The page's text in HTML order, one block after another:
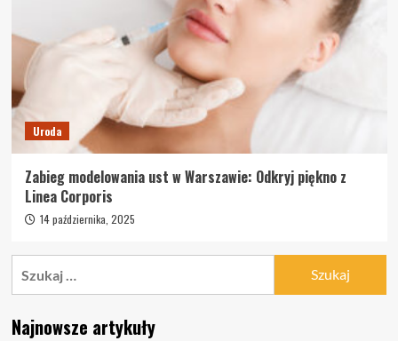
Uroda
Zabieg modelowania ust w Warszawie: Odkryj piękno z
Linea Corporis
14 października, 2025
Najnowsze artykuły